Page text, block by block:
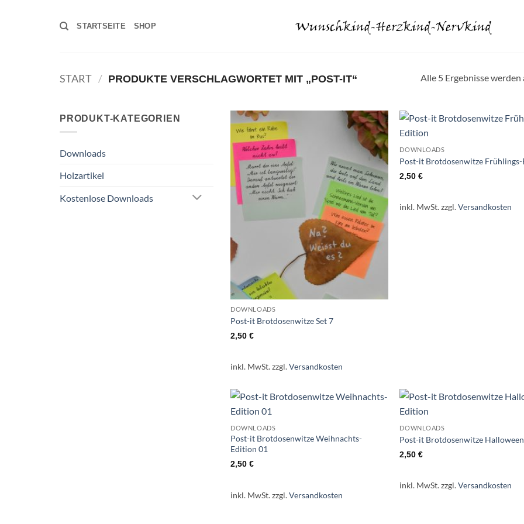
STARTSEITE SHOP
START / PRODUKTE VERSCHLAGWORTET MIT „POST-IT“ Alle 5 Ergebnisse werden
PRODUKT-KATEGORIEN
Downloads
Holzartikel
Kostenlose Downloads
DOWNLOADS
Post-it Brotdosenwitze Set 7
2,50€
inkl. MwSt.zzgl.Versandkosten
DOWNLOADS
Post-it Brotdosenwitze
2,50€
inkl. MwSt. zzgl.Versandkosten
DOWNLOADS
Post-it Brotdosenwitze Weihnachts-
Edition 01
2,50€
inkl. MwSt.zzgl.Versandkosten
DOWNLOADS
Post-it Brotdosenwitze
2,50€
inkl. MwSt. zzgl.Versandkosten